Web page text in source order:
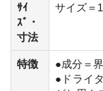
ｻｲ
ｽﾞ・
寸法
サイズ＝
特徴
●成分＝
●ドライ